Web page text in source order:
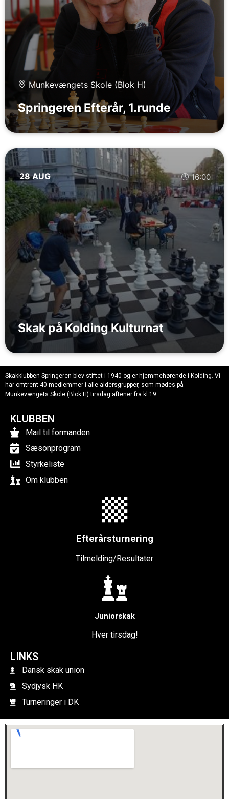
Munkevængets Skole (Blok H)
Springeren Efterår, 1.runde
28 AUG 16:00
Skak på Kolding Kulturnat
Skakklubben Springeren blev stiftet i 1940 og er hjemmehørende i Kolding. Vi
har omtrent 40 medlemmer i alle aldersgrupper, som mødes på
Munkevængets Skole (Blok H) tirsdag aftener fra kl.19.
KLUBBEN
Mail til formanden
Sæsonprogram
Styrkeliste
Om klubben
Efterårsturnering
Tilmelding/Resultater
Juniorskak
Hver tirsdag!
LINKS
Dansk skak union
Sydjysk HK
Turneringer i DK